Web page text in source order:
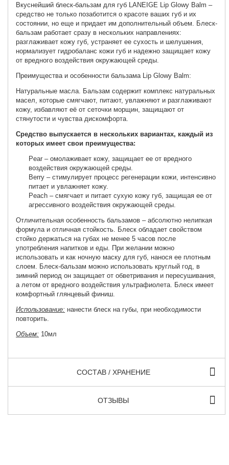
Вкуснейший блеск-бальзам для губ LANEIGE Lip Glowy Balm –
средство не только позаботится о красоте ваших губ и их
состоянии, но еще и придает им дополнительный объем. Блеск-
бальзам работает сразу в нескольких направлениях:
разглаживает кожу губ, устраняет ее сухость и шелушения,
нормализует гидробаланс кожи губ и надежно защищает кожу
от вредного воздействия окружающей среды.
Преимущества и особенности бальзама Lip Glowy Balm:
Натуральные масла. Бальзам содержит комплекс натуральных
масел, которые смягчают, питают, увлажняют и разглаживают
кожу, избавляют её от сеточки морщин, защищают от
стянутости и чувства дискомфорта.
Средство выпускается в нескольких вариантах, каждый из
которых имеет свои преимущества:
Pear – омолаживает кожу, защищает ее от вредного
воздействия окружающей среды.
Berry – стимулирует процесс регенерации кожи, интенсивно
питает и увлажняет кожу.
Peach – смягчает и питает сухую кожу губ, защищая ее от
агрессивного воздействия окружающей среды.
Отличительная особенность бальзамов – абсолютно нелипкая
формула и отличная стойкость. Блеск обладает свойством
стойко держаться на губах не менее 5 часов после
употребления напитков и еды. При желании можно
использовать и как ночную маску для губ, нанося ее плотным
слоем. Блеск-бальзам можно использовать круглый год, в
зимний период он защищает от обветривания и пересушивания,
а летом от вредного воздействия ультрафиолета. Блеск имеет
комфортный глянцевый финиш.
Использование: нанести блеск на губы, при необходимости
повторить.
Объем: 10мл
СОСТАВ / ХРАНЕНИЕ
ОТЗЫВЫ